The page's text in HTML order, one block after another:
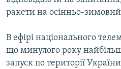
ракети на осінньо-зимовий
В ефірі національного
що минулого року
запуск по території